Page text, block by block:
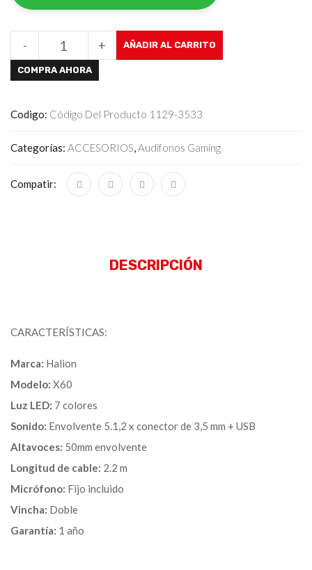
+
- AÑADIR AL CARRITO
COMPRA AHORA
Codigo: Código Del Producto 1129-3533
Categorías: ACCESORIOS,Audifonos Gaming
Compatir:
DESCRIPCIÓN
CARACTERÍSTICAS:
Marca: Halion
Modelo: X60
Luz LED: 7 colores
Sonido: Envolvente 5.1,2 x conector de 3,5 mm + USB
Altavoces: 50mm envolvente
Longitud de cable: 2.2 m
Micrófono: Fijo incluido
Vincha: Doble
Garantía: 1 año